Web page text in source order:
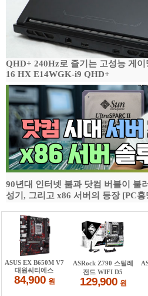
QHD+ 240Hz로 즐기는 고성능 게
16 HX E14WGK-i9 QHD+
90년대 인터넷 붐과 닷컴 버블이 불
성기, 그리고 x86 서버의 등장 [PC흥